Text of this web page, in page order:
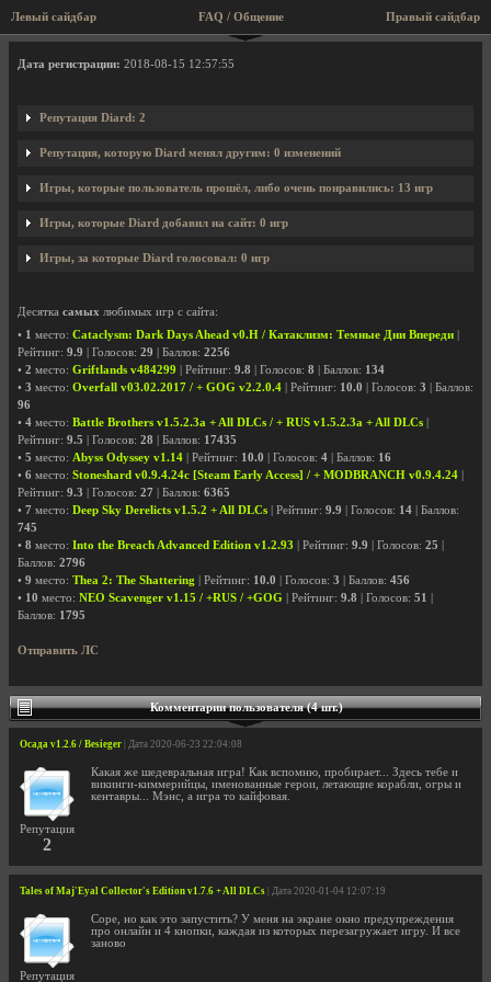
Левый сайдбар Правый сайдбар
FAQ / Общение
Профиль пользователя Diard
Дата регистрации: 2018-08-15 12:57:55
Репутация Diard: 2
Репутация, которую Diard менял другим: 0 изменений
Игры, которые пользователь прошёл, либо очень понравились: 13 игр
Игры, которые Diard добавил на сайт: 0 игр
Игры, за которые Diard голосовал: 0 игр
Десятка самых любимых игр с сайта:
• 1 место: Cataclysm: Dark Days Ahead v0.H / Катаклизм: Темные Дни Впереди
Рейтинг: 9.9 | Голосов: 29 | Баллов: 2256
• 2 место: Griftlands v484299 | Рейтинг: 9.8 | Голосов: 8 | Баллов: 134
• 3 место: Overfall v03.02.2017 / + GOG v2.2.0.4 | Рейтинг: 10.0 | Голосов: 3 | Баллов:
96
• 4 место: Battle Brothers v1.5.2.3a + All DLCs / + RUS v1.5.2.3a + All DLCs
Рейтинг: 9.5 | Голосов: 28 | Баллов: 17435
• 5 место: Abyss Odyssey v1.14 | Рейтинг: 10.0 | Голосов: 4 | Баллов: 16
• 6 место: Stoneshard v0.9.4.24c [Steam Early Access] / + MODBRANCH v0.9.4.24
Рейтинг: 9.3 | Голосов: 27 | Баллов: 6365
• 7 место: Deep Sky Derelicts v1.5.2 + All DLCs | Рейтинг: 9.9 | Голосов: 14 | Баллов:
745
• 8 место: Into the Breach Advanced Edition v1.2.93 | Рейтинг: 9.9 | Голосов: 25
Баллов: 2796
• 9 место: Thea 2: The Shattering | Рейтинг: 10.0 | Голосов: 3 | Баллов: 456
• 10 место: NEO Scavenger v1.15 / +RUS / +GOG | Рейтинг: 9.8 | Голосов: 51
Баллов: 1795
Отправить ЛС
Комментарии пользователя (4 шт.)
Осада v1.2.6 / Besieger | Дата 2020-06-23 22:04:08
Репутация
2
Какая же шедевральная игра! Как вспомню, пробирает... Здесь тебе и
викинги-киммерийцы, именованные герои, летающие корабли, огры и
кентавры... Мэнс, а игра то кайфовая.
Tales of Maj'Eyal Collector's Edition v1.7.6 + All DLCs | Дата 2020-01-04 12:07:19
Репутация
Соре, но как это запустить? У меня на экране окно предупреждения
про онлайн и 4 кнопки, каждая из которых перезагружает игру. И все
заново